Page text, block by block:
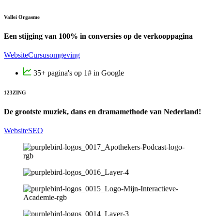
Vallei Orgasme
Een stijging van 100% in conversies op de verkooppagina
WebsiteCursusomgeving
35+ pagina's op 1# in Google
123ZING
De grootste muziek, dans en dramamethode van Nederland!
WebsiteSEO